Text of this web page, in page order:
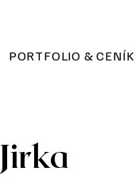
PORTFOLIO & CENÍK